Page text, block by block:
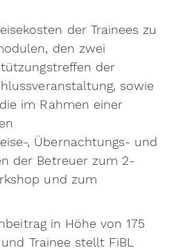
der Trainees zu
den zwei
der
sowie
im Rahmen einer
, Übernachtungs- und
der Betreuer zum 2-
und zum
in Höhe von 175
Trainee stellt FiBL